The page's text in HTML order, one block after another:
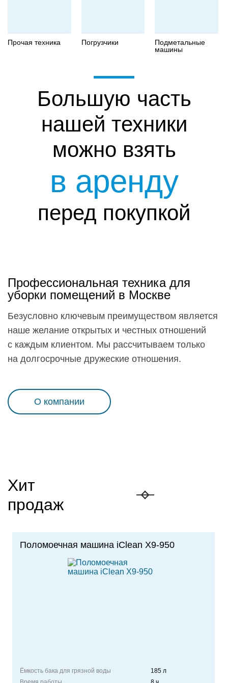
Прочая техника Погрузчики
Подметальные
машины
Большую часть
нашей техники
можно взять
в аренду
перед покупкой
Профессиональная техника для
уборки помещений в Москве
Безусловно ключевым преимуществом является
наше желание открытых и честных отношений
с каждым клиентом. Мы рассчитываем только
на долгосрочные дружеские отношения.
О компании
Хит
продаж
Поломоечная машина iClean X9-950
Ёмкость бака для грязной воды
185 л